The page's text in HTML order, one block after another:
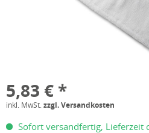
5,83 € *
inkl. MwSt.zzgl. Versandkosten
Sofort versandfertig, Lieferzeit